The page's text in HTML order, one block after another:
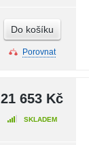
Do košíku
Porovnat
21 653 Kč
SKLADEM